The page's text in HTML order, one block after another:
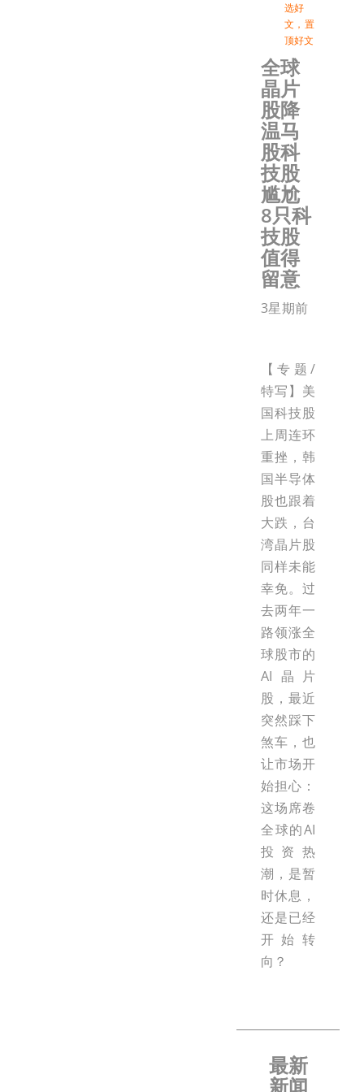
选好
文 ， 置
顶好文
全球
晶片
股降
温马
股科
技股
尴尬
8只科
技股
值得
留意
3星期前
【专题/
特写】美
国科技股
上周连环
重挫，韩
国半导体
股也跟着
大跌，台
湾晶片股
同样未能
幸免。过
去两年一
路领涨全
球股市的
AI晶片
股，最近
突然踩下
煞车，也
让市场开
始担心：
这场席卷
全球的AI
投资热
潮，是暂
时休息，
还是已经
开始转
向？
最新
新闻